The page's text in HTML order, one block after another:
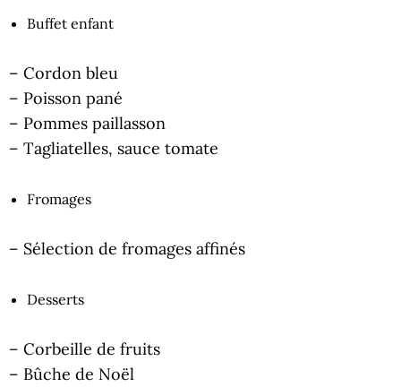
Buffet enfant
– Cordon bleu
– Poisson pané
– Pommes paillasson
– Tagliatelles, sauce tomate
Fromages
– Sélection de fromages affinés
Desserts
– Corbeille de fruits
– Bûche de Noël